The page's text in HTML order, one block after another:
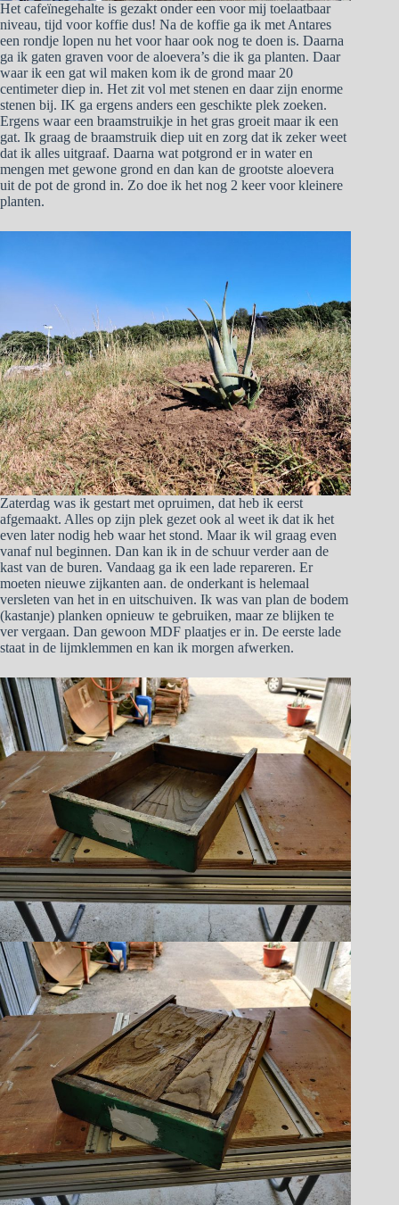
Het cafeïnegehalte is gezakt onder een voor mij toelaatbaar
niveau, tijd voor koffie dus! Na de koffie ga ik met Antares
een rondje lopen nu het voor haar ook nog te doen is. Daarna
ga ik gaten graven voor de aloevera’s die ik ga planten. Daar
waar ik een gat wil maken kom ik de grond maar 20
centimeter diep in. Het zit vol met stenen en daar zijn enorme
stenen bij. IK ga ergens anders een geschikte plek zoeken.
Ergens waar een braamstruikje in het gras groeit maar ik een
gat. Ik graag de braamstruik diep uit en zorg dat ik zeker weet
dat ik alles uitgraaf. Daarna wat potgrond er in water en
mengen met gewone grond en dan kan de grootste aloevera
uit de pot de grond in. Zo doe ik het nog 2 keer voor kleinere
planten.
Zaterdag was ik gestart met opruimen, dat heb ik eerst
afgemaakt. Alles op zijn plek gezet ook al weet ik dat ik het
even later nodig heb waar het stond. Maar ik wil graag even
vanaf nul beginnen. Dan kan ik in de schuur verder aan de
kast van de buren. Vandaag ga ik een lade repareren. Er
moeten nieuwe zijkanten aan. de onderkant is helemaal
versleten van het in en uitschuiven. Ik was van plan de bodem
(kastanje) planken opnieuw te gebruiken, maar ze blijken te
ver vergaan. Dan gewoon MDF plaatjes er in. De eerste lade
staat in de lijmklemmen en kan ik morgen afwerken.